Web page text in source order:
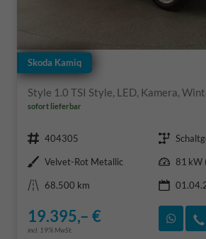
Skoda Kamiq
Style 1.0 TSI Style, LED, Kamera,
sofort lieferbar
Fahrzeugnr. 404305 Getriebe
Außenfarbe Velvet-Rot Metallic Leistung 81 kW
Kilometerstand
68.500 km
19.395,– €
incl. 19% MwSt.